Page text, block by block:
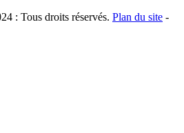
: Tous droits réservés. Plan du site -